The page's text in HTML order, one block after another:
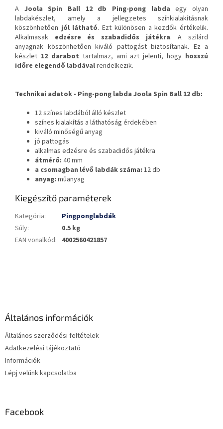
A Joola Spin Ball 12 db Ping-pong labdaegy olyan
labdakészlet, amely a jellegzetes színkialakításnak
köszönhetően jól látható. Ezt különösen a kezdők értékelik.
Alkalmasak edzésre és szabadidős játékra. A szilárd
anyagnak köszönhetően kiváló pattogást biztosítanak. Ez a
készlet 12 darabot tartalmaz, ami azt jelenti, hogy hosszú
időre elegendő labdávalrendelkezik.
Technikai adatok - Ping-pong labda Joola Spin Ball 12 db:
12 színes labdából álló készlet
színes kialakítás a láthatóság érdekében
kiváló minőségű anyag
jó pattogás
alkalmas edzésre és szabadidős játékra
átmérő: 40 mm
a csomagban lévő labdák száma: 12 db
anyag: műanyag
Kiegészítő paraméterek
Kategória:
Pingponglabdák
Súly:
0.5 kg
EAN vonalkód: 4002560421857
Általános információk
Általános szerződési feltételek
Adatkezelési tájékoztató
Információk
Lépj velünk kapcsolatba
Facebook